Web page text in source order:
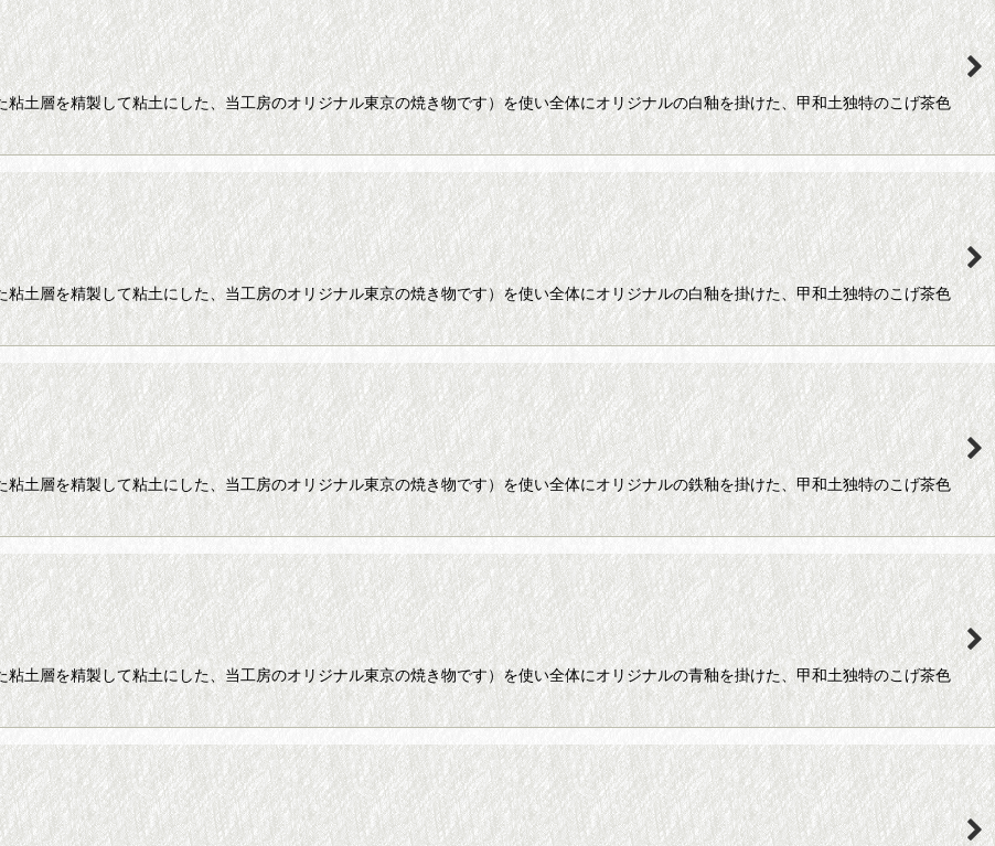
土層を精製して粘土にした、当工房のオリジナル東京の焼き物です）を使い全体にオリジナルの白釉を掛けた、甲和土独特のこげ茶色
土層を精製して粘土にした、当工房のオリジナル東京の焼き物です）を使い全体にオリジナルの白釉を掛けた、甲和土独特のこげ茶色
土層を精製して粘土にした、当工房のオリジナル東京の焼き物です）を使い全体にオリジナルの鉄釉を掛けた、甲和土独特のこげ茶色
土層を精製して粘土にした、当工房のオリジナル東京の焼き物です）を使い全体にオリジナルの青釉を掛けた、甲和土独特のこげ茶色